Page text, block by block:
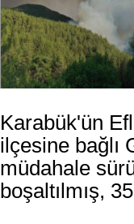
Karabük'ün
ilçesine bağlı
müdahale
boşaltılmış,